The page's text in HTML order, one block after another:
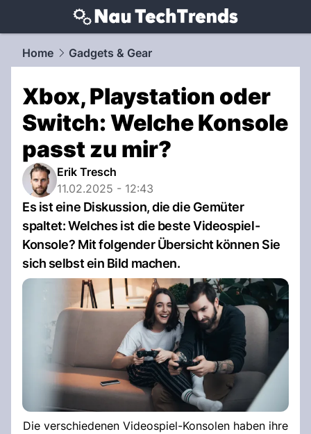
techtrends.NAU.ch
Home Gadgets & Gear
Xbox, Playstation oder
Switch: Welche Konsole
passt zu mir?
Erik Tresch
11.02.2025 - 12:43
Es ist eine Diskussion, die die Gemüter
spaltet: Welches ist die beste Videospiel-
Konsole? Mit folgender Übersicht können Sie
sich selbst ein Bild machen.
Die verschiedenen Videospiel-Konsolen haben ihre